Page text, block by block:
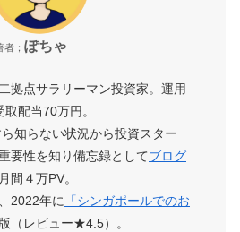
者； ぽちゃ
拠点サラリーマン投資家。運用
配当70万円。
知らない状況から投資スター
要性を知り備忘録としてブログ
間４万PV。
2022年に
「シンガポールでのお
（レビュー★4.5）。